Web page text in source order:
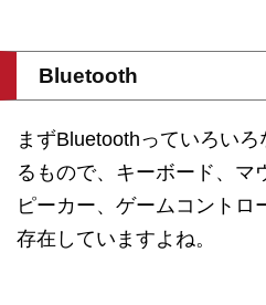
Bluetooth
まずBluetoothっていろい
るもので、キーボード、マ
ピーカー、ゲームコントロ
存在していますよね。